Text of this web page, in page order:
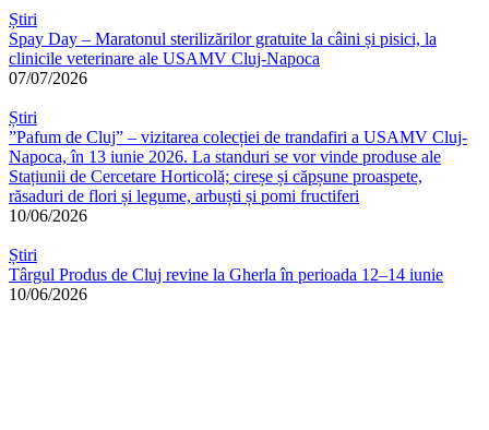
Știri
Spay Day – Maratonul sterilizărilor gratuite la câini și pisici, la
clinicile veterinare ale USAMV Cluj-Napoca
07/07/2026
Știri
”Pafum de Cluj” – vizitarea colecției de trandafiri a USAMV Cluj-
Napoca, în 13 iunie 2026. La standuri se vor vinde produse ale
Stațiunii de Cercetare Horticolă; cireșe și căpșune proaspete,
răsaduri de flori și legume, arbuști și pomi fructiferi
10/06/2026
Știri
Târgul Produs de Cluj revine la Gherla în perioada 12–14 iunie
10/06/2026